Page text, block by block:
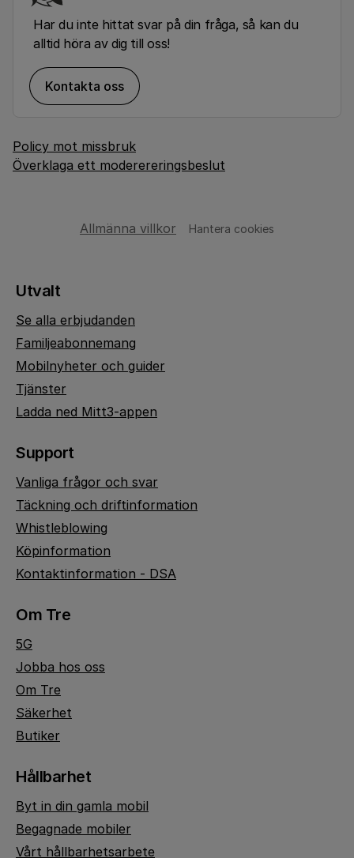
Har du inte hittat svar på din fråga, så kan du
alltid höra av dig till oss!
Kontakta oss
Policy mot missbruk
Överklaga ett moderereringsbeslut
Allmänna villkor Hantera cookies
Utvalt
Se alla erbjudanden
Familjeabonnemang
Mobilnyheter och guider
Tjänster
Ladda ned Mitt3-appen
Support
Vanliga frågor och svar
Täckning och driftinformation
Whistleblowing
Köpinformation
Kontaktinformation - DSA
Om Tre
5G
Jobba hos oss
Om Tre
Säkerhet
Butiker
Hållbarhet
Byt in din gamla mobil
Begagnade mobiler
Vårt hållbarhetsarbete